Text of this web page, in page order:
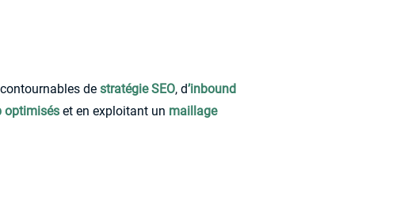
de stratégie SEO, d’inbound
optimisés et en exploitant un maillage